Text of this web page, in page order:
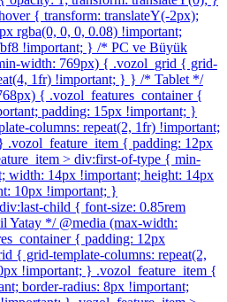
{ transform: translateY(-2px);
rgba(0, 0, 0, 0.08) !important;
!important; } /* PC ve Büyük
width: 769px) { .vozol_grid { grid-
1fr) !important; } } /* Tablet */
{ .vozol_features_container {
padding: 15px !important; }
columns: repeat(2, 1fr) !important;
.vozol_feature_item { padding: 12px
> div:first-of-type { min-
width: 14px !important; height: 14px
10px !important; }
child { font-size: 0.85rem
*/ @media (max-width:
{ padding: 12px
{ grid-template-columns: repeat(2,
!important; } .vozol_feature_item {
border-radius: 8px !important;